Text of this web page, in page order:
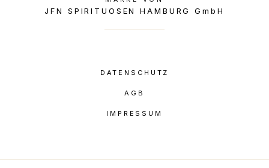
JFN SPIRITUOSEN HAMBURG GmbH
DATENSCHUTZ
AGB
IMPRESSUM